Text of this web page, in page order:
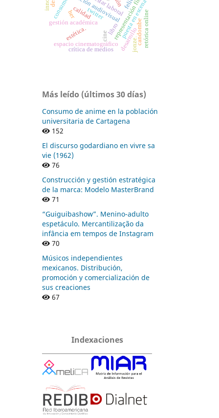
cine
gestión académica
espacio cinematográfico
representación fílmica
estética.
calidad puesta en escena
desarrollocandombe
her retórica online
consumo
crítica de medios jonze.
twitter
libro
Más leído (últimos 30 días)
Consumo de anime en la población
universitaria de Cartagena
152
El discurso godardiano en vivre sa
vie (1962)
76
Construcción y gestión estratégica
de la marca: Modelo MasterBrand
71
“Guiguibashow”. Menino-adulto
espetáculo. Mercantilização da
infância em tempos de Instagram
70
Músicos independientes
mexicanos. Distribución,
promoción y comercialización de
sus creaciones
67
Indexaciones